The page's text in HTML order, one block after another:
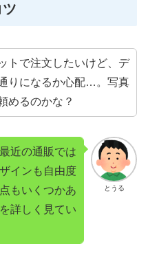
トで注文したいけど、デ
りになるか心配…。写真
めるのかな？
とうる
近の通販では
インも自由度
もいくつかあ
詳しく見てい